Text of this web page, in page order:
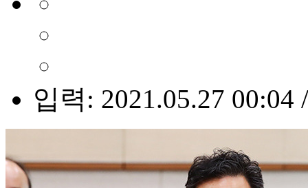
입력: 2021.05.27 00:04